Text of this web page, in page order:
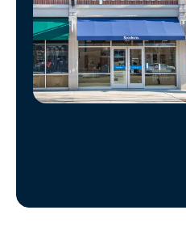
Administrar
cuenta
Encuentra
una
tienda